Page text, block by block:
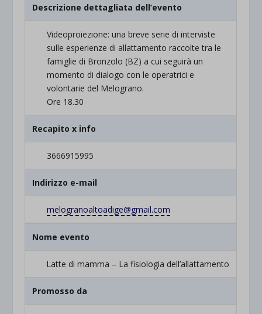
Descrizione dettagliata dell’evento
Videoproiezione: una breve serie di interviste
sulle esperienze di allattamento raccolte tra le
famiglie di Bronzolo (BZ) a cui seguirà un
momento di dialogo con le operatrici e
volontarie del Melograno.
Ore 18.30
Recapito x info
3666915995
Indirizzo e-mail
melogranoaltoadige@gmail.com
Nome evento
Latte di mamma – La fisiologia dell’allattamento
Promosso da